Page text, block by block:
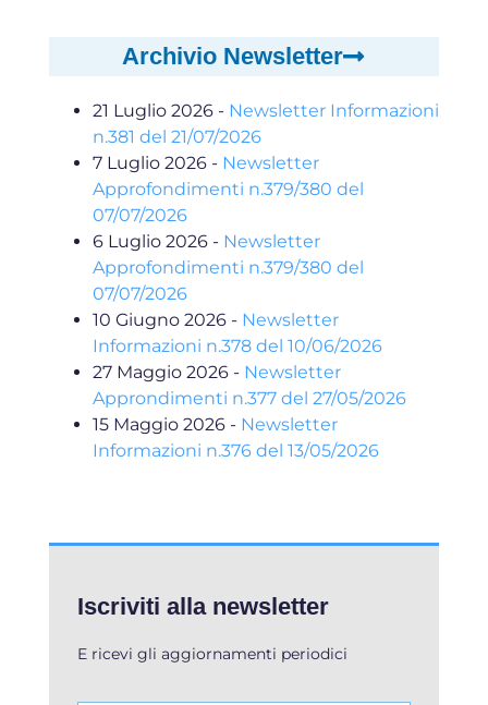
Archivio Newsletter
21 Luglio 2026 - Newsletter Informazioni
n.381 del 21/07/2026
7 Luglio 2026 - Newsletter
Approfondimenti n.379/380 del
07/07/2026
6 Luglio 2026 - Newsletter
Approfondimenti n.379/380 del
07/07/2026
10 Giugno 2026 - Newsletter
Informazioni n.378 del 10/06/2026
27 Maggio 2026 - Newsletter
Approndimenti n.377 del 27/05/2026
15 Maggio 2026 - Newsletter
Informazioni n.376 del 13/05/2026
Iscriviti alla newsletter
E ricevi gli aggiornamenti periodici